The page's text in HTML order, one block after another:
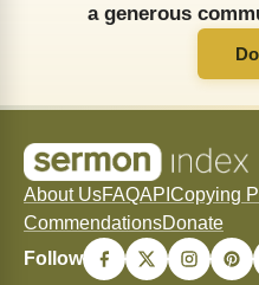
a generous
About UsFAQAPI Copying
CommendationsDonate
Follow